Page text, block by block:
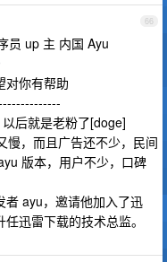
66
员 up 主 内国 Ayu
对你有帮助
后就是老粉了[doge]
慢，而且广告还不少，民间
版本，用户不少，口碑
者 ayu，邀请他加入了迅
迅雷下载的技术总监。